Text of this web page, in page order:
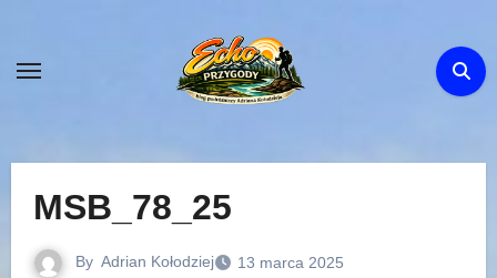
content
MSB_78_25
By Adrian Kołodziej 13 marca 2025